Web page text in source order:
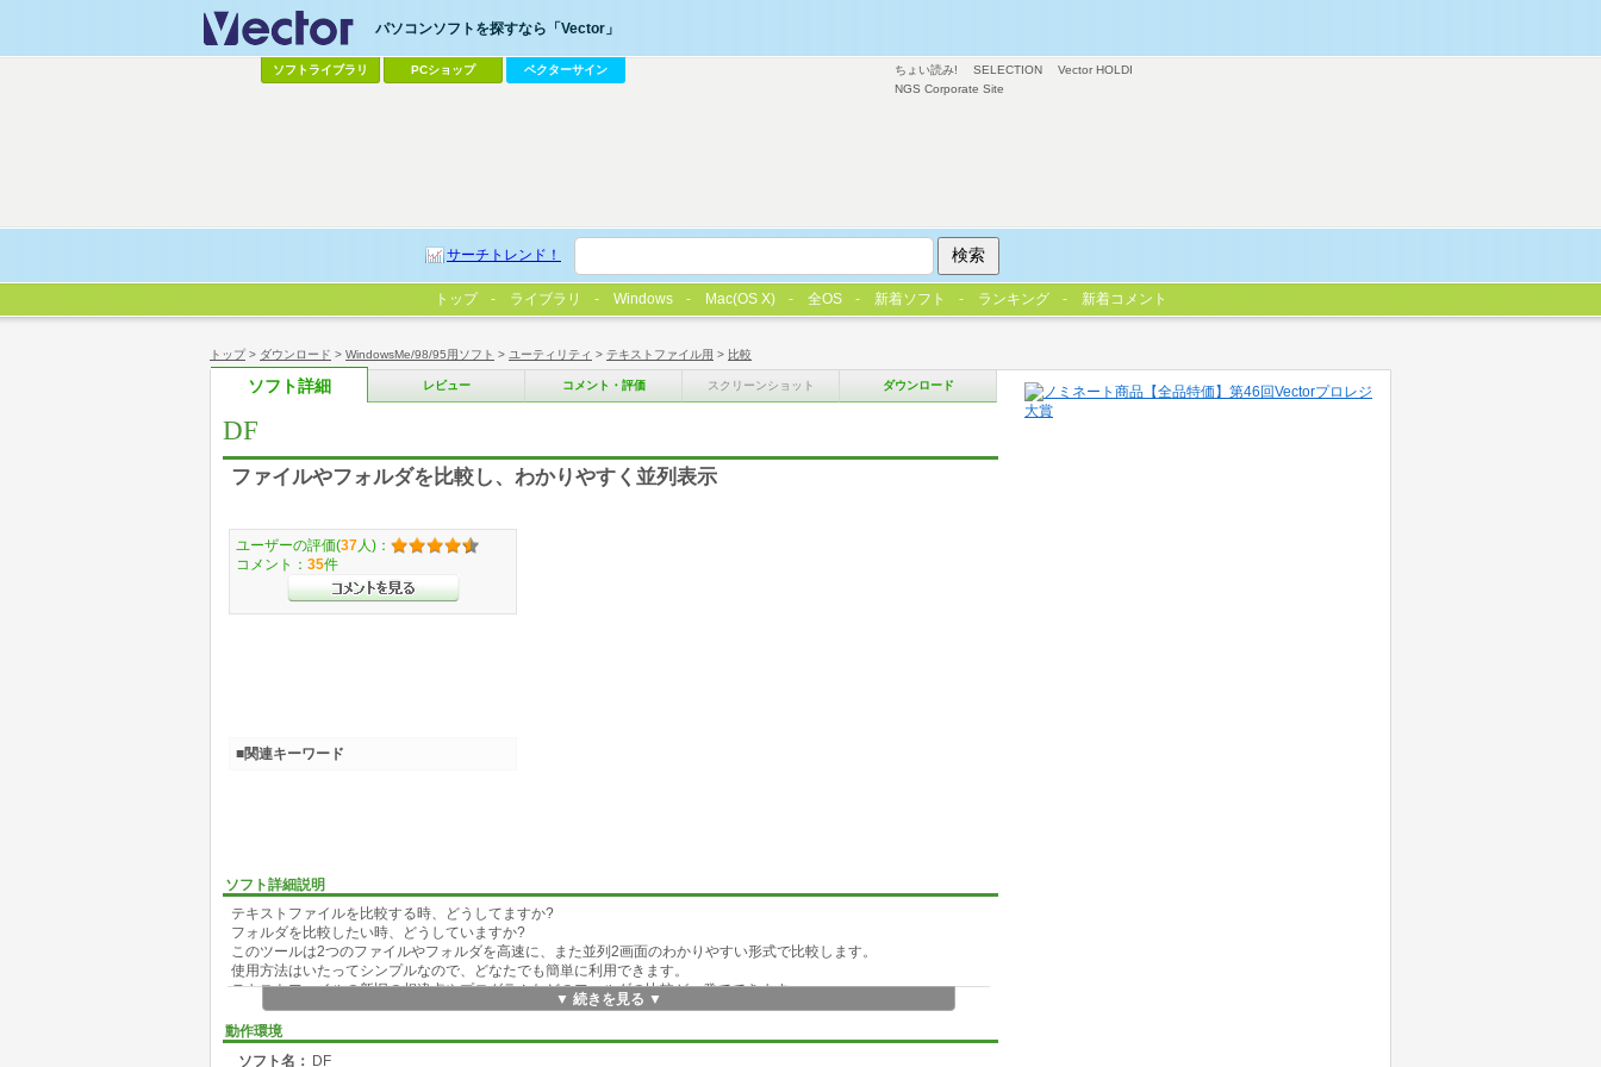
トップ> ダウンロード > WindowsMe/98/95用ソフト > ユーティリティ > テキストファイル用 > 比較
ソフト詳細 レビュー コメント・評価 スクリーンショット ダウンロード
DF
ファイルやフォルダを比較し、わかりやすく並列表示
ソフト詳細説明
テキストファイルを比較する時、どうしてますか?
フォルダを比較したい時、どうしていますか?
このツールは2つのファイルやフォルダを高速に、また並列2画面のわかりやすい形式で比較します。
使用方法はいたってシンプルなので、どなたでも簡単に利用できます。
テキストファイルの新旧の相違点やプログラムなどのフォルダの比較が一発でできます。
●DF の特徴
・難しい操作を必要としないで、誰でも簡単にファイルやフォルダの 比較を行うことができます。
▼ 続きを見る ▼
動作環境
ソフト名： DF
ユーザーの評価(37 人)：
コメント： 35件
■関連キーワード
ちょい読み! SELECTION
Vector HOLDI
NGS Corporate Site
パソコンソフトを探すなら「Vector」
ソフトライブラリ PCショップ ベクターサイン
サーチトレンド！
トップ ライブラリ Windows Mac(OS X) 全OS 新着ソフト ランキング 新着コメント